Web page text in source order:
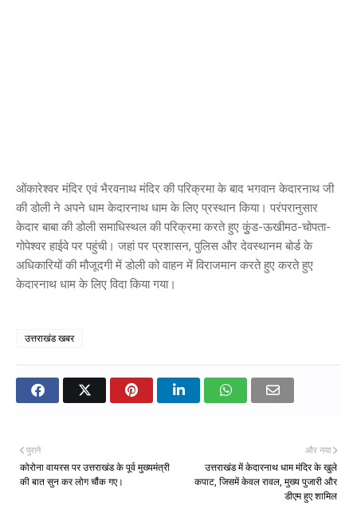
ओंकारेश्वर मंदिर एवं भैरवनाथ मंदिर की परिक्रमा के बाद भगवान केदारनाथ जी
की डोली ने अपने धाम केदारनाथ धाम के लिए प्रस्थान किया। परंपरानुसार
केदार बाबा की डोली समाधिस्थल की परिक्रमा करते हुए कुुंड-ऊखीमठ-चोपता-
गोपेश्वर हाईवे पर पहुंची। जहां पर प्रशासन, पुलिस और देवस्थानम बोर्ड के
अधिकारियों की मौजूदगी में डोली को वाहन में विराजमान करते हुए करते हुए
केदारनाथ धाम के लिए विदा किया गया।
उत्तराखंड खबर
और नया
उत्तराखंड में केदारनाथ धाम मंदिर के खुले
कपाट, जिसमें केवल रावल, मुख्य पुजारी और
डीएम हुए शामिल
पुराने
कोरोना वायरस पर उत्तराखंड के पूर्व मुख्यमंत्री
की बात सुन कर लोग चौंक गए।